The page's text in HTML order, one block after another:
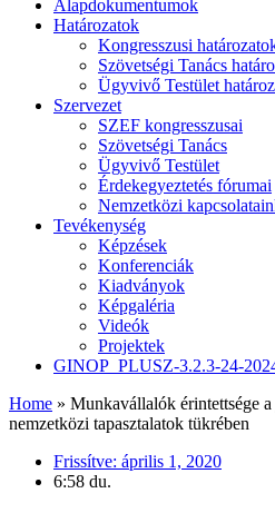
Alapdokumentumok
Határozatok
Kongresszusi
Szövetségi Tanács
Ügyvivő Testület
Szervezet
SZEF kongresszusai
Szövetségi Tanács
Ügyvivő Testület
Érdekegyeztetés fórumai
Nemzetközi
Tevékenység
Képzések
Konferenciák
Kiadványok
Képgaléria
Videók
Projektek
GINOP_PLUSZ-3.2.3-24-
Home » Munkavállalók érintettsége
nemzetközi tapasztalatok tükrében
Frissítve: április 1, 2020
6:58 du.